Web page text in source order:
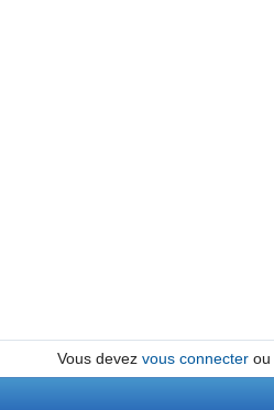
Vous devez vous connecterou